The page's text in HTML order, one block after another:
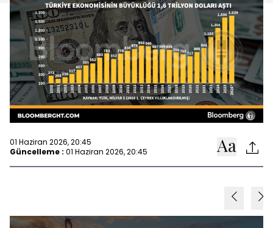
01 Haziran 2026, 20:45
Güncelleme : 01 Haziran 2026, 20:45